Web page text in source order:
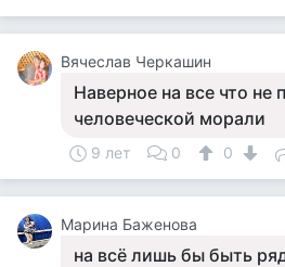
Вячеслав Черкашин
Наверное на все что не
человеческой морали
9 лет 0 0
Марина Баженова
на всё лишь бы быть